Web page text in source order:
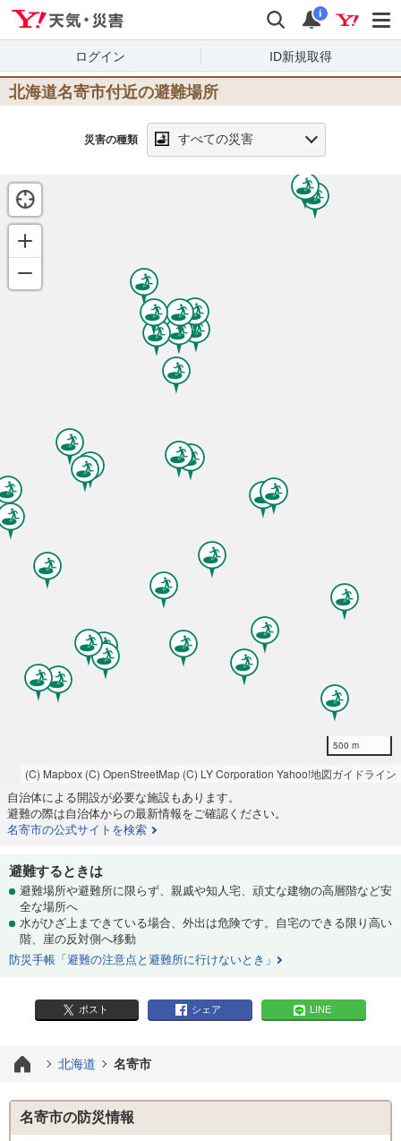
検索 通知
i
ログイン ID新規取得
北海道名寄市付近の避難場所
災害の種類 すべての災害
500 m
(C) Mapbox (C) OpenStreetMap (C) LY Corporation Yahoo!地図ガイドライン
自治体による開設が必要な施設もあります。
避難の際は自治体からの最新情報をご確認ください。
名寄市の公式サイトを検索
避難するときは
避難場所や避難所に限らず、親戚や知人宅、頑丈な建物の高層階など安
全な場所へ
水がひざ上まできている場合、外出は危険です。自宅のできる限り高い
階、崖の反対側へ移動
防災手帳「避難の注意点と避難所に行けないとき」
ポスト シェア LINE
北海道 名寄市
名寄市の防災情報